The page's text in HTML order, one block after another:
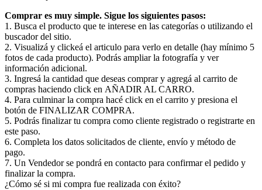
Comprar es muy simple. Sigue los siguientes pasos:
1. Busca el producto que te interese en las categorías o utilizando el
buscador del sitio.
2. Visualizá y clickeá el articulo para verlo en detalle (hay mínimo 5
fotos de cada producto). Podrás ampliar la fotografía y ver
información adicional.
3. Ingresá la cantidad que deseas comprar y agregá al carrito de
compras haciendo click en AÑADIR AL CARRO.
4. Para culminar la compra hacé click en el carrito y presiona el
botón de FINALIZAR COMPRA.
5. Podrás finalizar tu compra como cliente registrado o registrarte en
este paso.
6. Completa los datos solicitados de cliente, envío y método de
pago.
7. Un Vendedor se pondrá en contacto para confirmar el pedido y
finalizar la compra.
¿Cómo sé si mi compra fue realizada con éxito?